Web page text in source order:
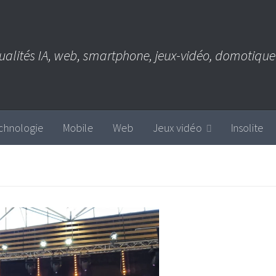
IA, web, smartphone, jeux-vidéo, domotique
Mobile Web Jeux vidéo Insolite